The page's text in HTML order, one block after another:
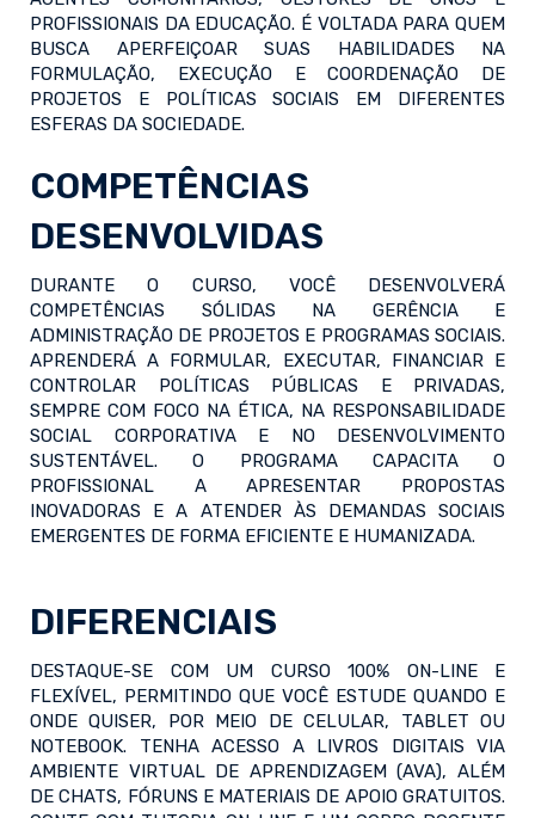
PROFISSIONAIS DA EDUCAÇÃO. É VOLTADA PARA QUEM
BUSCA APERFEIÇOAR SUAS HABILIDADES NA
FORMULAÇÃO, EXECUÇÃO E COORDENAÇÃO DE
PROJETOS E POLÍTICAS SOCIAIS EM DIFERENTES
ESFERAS DA SOCIEDADE.
COMPETÊNCIAS
DESENVOLVIDAS
DURANTE O CURSO, VOCÊ DESENVOLVERÁ
COMPETÊNCIAS SÓLIDAS NA GERÊNCIA E
ADMINISTRAÇÃO DE PROJETOS E PROGRAMAS SOCIAIS.
APRENDERÁ A FORMULAR, EXECUTAR, FINANCIAR E
CONTROLAR POLÍTICAS PÚBLICAS E PRIVADAS,
SEMPRE COM FOCO NA ÉTICA, NA RESPONSABILIDADE
SOCIAL CORPORATIVA E NO DESENVOLVIMENTO
SUSTENTÁVEL. O PROGRAMA CAPACITA O
PROFISSIONAL A APRESENTAR PROPOSTAS
INOVADORAS E A ATENDER ÀS DEMANDAS SOCIAIS
EMERGENTES DE FORMA EFICIENTE E HUMANIZADA.
DIFERENCIAIS
DESTAQUE-SE COM UM CURSO 100% ON-LINE E
FLEXÍVEL, PERMITINDO QUE VOCÊ ESTUDE QUANDO E
ONDE QUISER, POR MEIO DE CELULAR, TABLET OU
NOTEBOOK. TENHA ACESSO A LIVROS DIGITAIS VIA
AMBIENTE VIRTUAL DE APRENDIZAGEM (AVA), ALÉM
DE CHATS, FÓRUNS E MATERIAIS DE APOIO GRATUITOS.